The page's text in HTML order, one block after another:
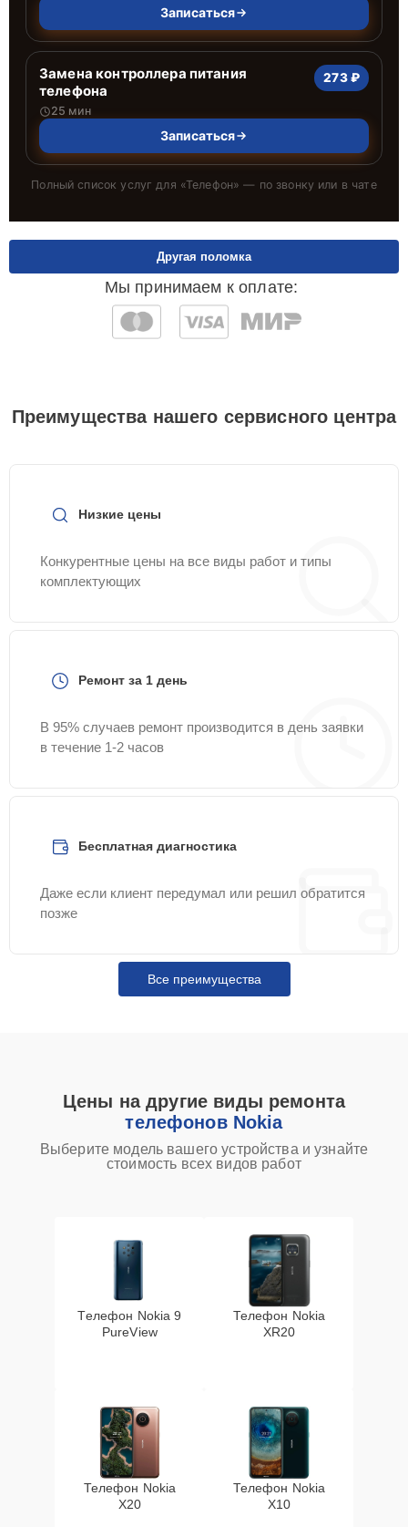
Записаться
Замена контроллера питания
телефона
25 мин
273 ₽
Записаться
Полный список услуг для «Телефон» — по звонку или в чате
Мы принимаем к оплате:
Другая поломка
Преимущества нашего сервисного центра
Низкие цены
Конкурентные цены на все виды работ и типы
комплектующих
Ремонт за 1 день
В 95% случаев ремонт производится в день заявки
в течение 1-2 часов
Бесплатная диагностика
Даже если клиент передумал или решил обратится
позже
Все преимущества
Цены на другие виды ремонта
телефонов Nokia
Выберите модель вашего устройства и узнайте
стоимость всех видов работ
Телефон Nokia 9
PureView
Телефон Nokia
XR20
Телефон Nokia
X20
Телефон Nokia
X10